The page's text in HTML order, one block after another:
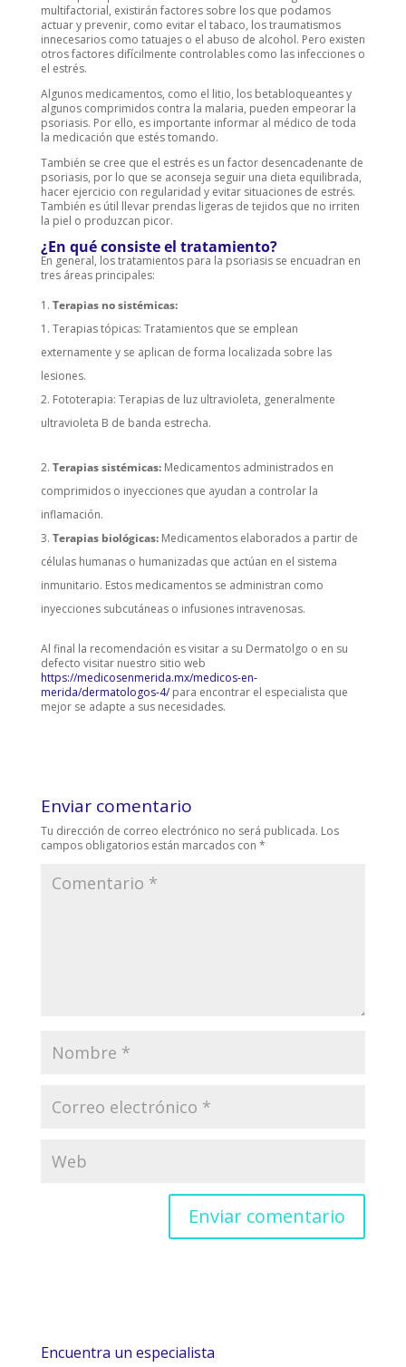
multifactorial, existirán factores sobre los que podamos
actuar y prevenir, como evitar el tabaco, los traumatismos
innecesarios como tatuajes o el abuso de alcohol. Pero existen
otros factores difícilmente controlables como las infecciones o
el estrés.
Algunos medicamentos, como el litio, los betabloqueantes y
algunos comprimidos contra la malaria, pueden empeorar la
psoriasis. Por ello, es importante informar al médico de toda
la medicación que estés tomando.
También se cree que el estrés es un factor desencadenante de
psoriasis, por lo que se aconseja seguir una dieta equilibrada,
hacer ejercicio con regularidad y evitar situaciones de estrés.
También es útil llevar prendas ligeras de tejidos que no irriten
la piel o produzcan picor.
¿En qué consiste el tratamiento?
En general, los tratamientos para la psoriasis se encuadran en
tres áreas principales:
Terapias no sistémicas:
Terapias tópicas: Tratamientos que se emplean
externamente y se aplican de forma localizada sobre las
lesiones.
Fototerapia: Terapias de luz ultravioleta, generalmente
ultravioleta B de banda estrecha.
Terapias sistémicas:Medicamentos administrados en
comprimidos o inyecciones que ayudan a controlar la
inflamación.
Terapias biológicas:Medicamentos elaborados a partir de
células humanas o humanizadas que actúan en el sistema
inmunitario. Estos medicamentos se administran como
inyecciones subcutáneas o infusiones intravenosas.
Al final la recomendación es visitar a su Dermatolgo o en su
defecto visitar nuestro sitio web
https://medicosenmerida.mx/medicos-en-
merida/dermatologos-4/para encontrar el especialista que
mejor se adapte a sus necesidades.
Enviar comentario
Tu dirección de correo electrónico no será publicada. Los
campos obligatorios están marcados con *
Encuentra un especialista